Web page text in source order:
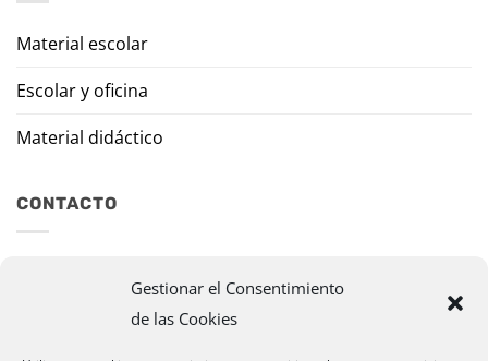
Gestionar el Consentimiento
de las Cookies
Material escolar
Escolar y oficina
Material didáctico
CONTACTO
murazpi@murazpi.com
948 234 436 – 623 195 518